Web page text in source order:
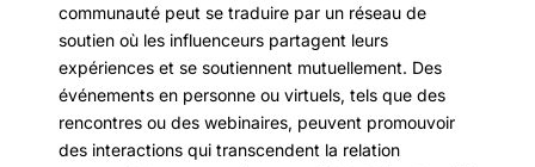
communauté peut se traduire par un réseau de
soutien où les influenceurs partagent leurs
expériences et se soutiennent mutuellement. Des
événements en personne ou virtuels, tels que des
rencontres ou des webinaires, peuvent promouvoir
des interactions qui transcendent la relation